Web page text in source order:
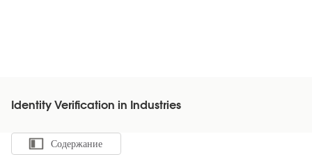
Identity Verification in Industries
Показать содержание
Содержание